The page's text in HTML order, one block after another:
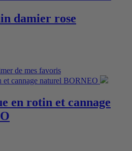
damier rose
de mes favoris
en rotin et cannage